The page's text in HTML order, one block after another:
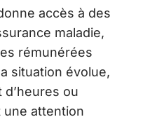
accès à des
maladie,
rémunérées
situation évolue,
ou
attention